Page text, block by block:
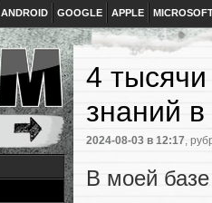
ANDROID GOOGLE APPLE
4
знаний
2024-08-03 в 12:17,
В моей